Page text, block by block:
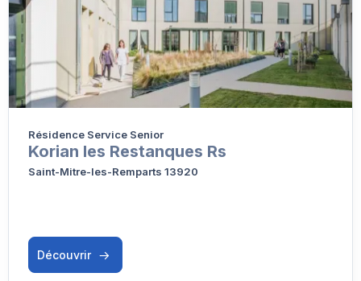
Résidence Service Senior
Korian les Restanques Rs
Saint-Mitre-les-Remparts 13920
Découvrir